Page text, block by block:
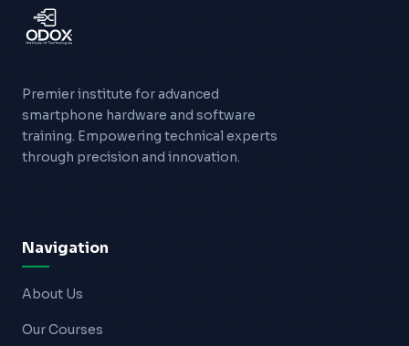
Premier institute for advanced
smartphone hardware and software
training. Empowering technical experts
through precision and innovation.
Navigation
About Us
Our Courses